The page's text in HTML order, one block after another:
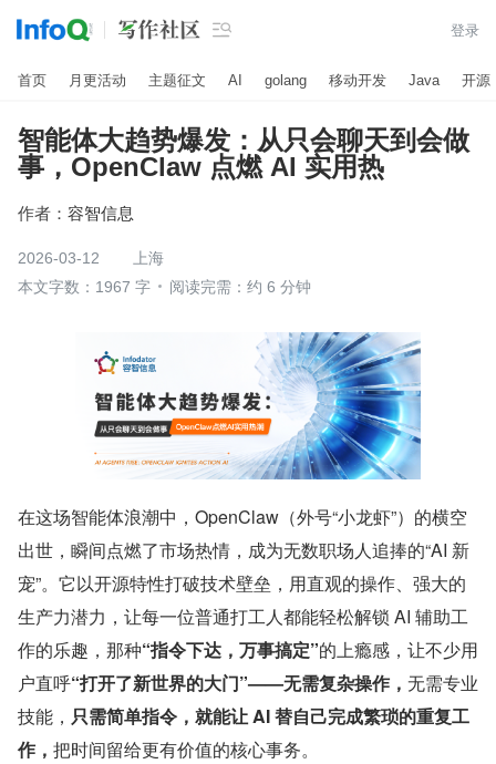
 登录
首页 月更活动 主题征文 AI golang 移动开发 Java 开源
智能体大趋势爆发：从只会聊天到会做
事，OpenClaw 点燃 AI 实用热
作者： 容智信息
2026-03-12
上海
本文字数：1967 字
阅读完需：约 6 分钟
在这场智能体浪潮中，OpenClaw（外号“小龙虾”）的横空
出世，瞬间点燃了市场热情，成为无数职场人追捧的“AI 新
宠”。它以开源特性打破技术壁垒，用直观的操作、强大的
生产力潜力，让每一位普通打工人都能轻松解锁 AI 辅助工
作的乐趣，那种“指令下达，万事搞定”的上瘾感，让不少用
户直呼“打开了新世界的大门”——无需复杂操作， 无需专业
技能， 只需简单指令，就能让 AI 替自己完成繁琐的重复工
作， 把时间留给更有价值的核心事务。